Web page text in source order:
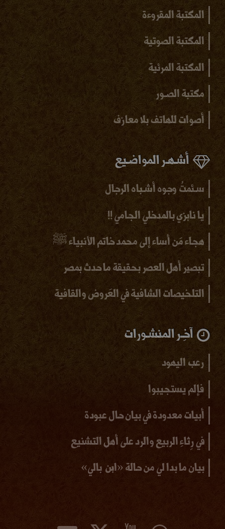
المكتبة المقروءة
المكتبة الصوتية
المكتبة المرئية
مكتبة الصـور
أصوات للهاتف بلامعازف
أشـهـر المواضـيع
سـئمتُ وجوه أشـباه الرجال
يا نابزي بالمدخلي الجامي !!
هجاء مَن أساء إلى محمد خاتم الأنبياء ﷺ
تبصير أهل العصر بحقيقة ما حدث بمصر
التلخيصات الشافية في العَروض والقافية
آخِـر المنشـورات
رعب اليهود
فإلم يستجيبوا
أبيات معدودة في بيان حال عبودة
في رِثاءِ الربيع والرد على أهل التشنيع
بيان ما بدا لي من حالة «ابن بالي»